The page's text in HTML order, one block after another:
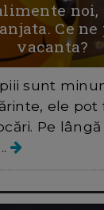
Ce ne
vacanta?
sunt
ele pot
Pe